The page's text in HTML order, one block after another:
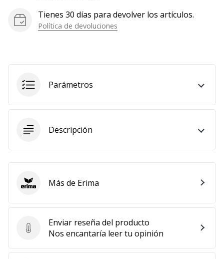
Tienes 30 días para devolver los artículos.
Política de devoluciones
Parámetros
Descripción
Enviar reseña del producto
Enviar reseña del producto
Nos encantaría leer tu opinión
ErimaMás de Erima